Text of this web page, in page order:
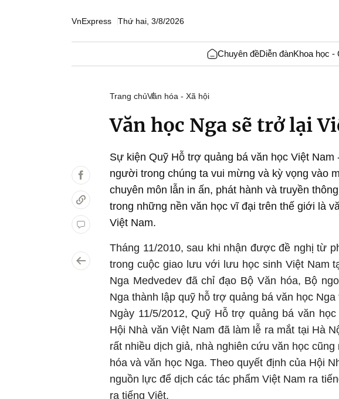
VnExpress Thứ hai, 3/8/2026
Chuyên đềDiễn đànKhoa học -
Trang chủVăn hóa - Xã hội
Văn học Nga sẽ trở lại
Sự kiện Quỹ Hỗ trợ quảng bá văn học Việt Nam
người trong chúng ta vui mừng và kỳ vọng vào
chuyên môn lẫn in ấn, phát hành và truyền
trong những nền văn học vĩ đại trên thế giới là
Việt Nam.
Tháng 11/2010, sau khi nhận được đề nghị từ
trong cuộc giao lưu với lưu học sinh Việt Nam
Nga Medvedev đã chỉ đạo Bộ Văn hóa, Bộ
Nga thành lập quỹ hỗ trợ quảng bá văn học Nga
Ngày 11/5/2012, Quỹ Hỗ trợ quảng bá văn
Hội Nhà văn Việt Nam đã làm lễ ra mắt tại Hà
rất nhiều dịch giả, nhà nghiên cứu văn học
hóa và văn học Nga. Theo quyết định của Hội
nguồn lực để dịch các tác phẩm Việt Nam ra
ra tiếng Việt.